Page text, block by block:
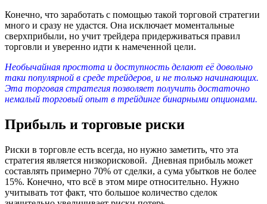
Конечно, что заработать с помощью такой торговой стратегии
много и сразу не удастся. Она исключает моментальные
сверхприбыли, но учит трейдера придерживаться правил
торговли и уверенно идти к намеченной цели.
Необычайная простота и доступность делают её довольно
таки популярной в среде трейдеров, и не только начинающих.
Эта торговая стратегия позволяет получить достаточно
немалый торговый опыт в трейдинге бинарными опционами.
Прибыль и торговые риски
Риски в торговле есть всегда, но нужно заметить, что эта
стратегия является низкорисковой. Дневная прибыль может
составлять примерно 70% от сделки, а сума убытков не более
15%. Конечно, что всё в этом мире относительно. Нужно
учитывать тот факт, что большое количество сделок